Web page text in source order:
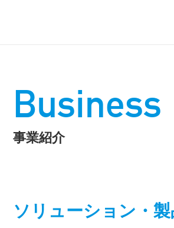
Business
事業紹介
ソリューション・